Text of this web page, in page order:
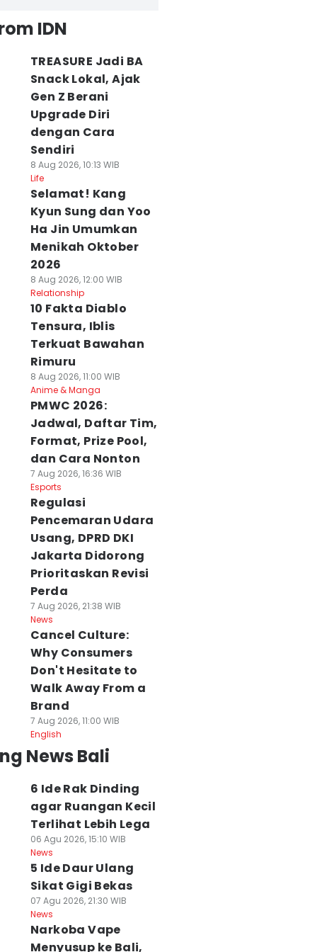
IDN
TREASURE Jadi BA
Snack Lokal, Ajak
Gen Z Berani
Upgrade Diri
dengan Cara
Sendiri
8 Aug 2026, 10:13 WIB
Life
Selamat! Kang
Kyun Sung dan Yoo
Ha Jin Umumkan
Menikah Oktober
2026
8 Aug 2026, 12:00 WIB
Relationship
10 Fakta Diablo
Tensura, Iblis
Terkuat Bawahan
Rimuru
8 Aug 2026, 11:00 WIB
Anime & Manga
PMWC 2026:
Jadwal, Daftar Tim,
Format, Prize Pool,
dan Cara Nonton
7 Aug 2026, 16:36 WIB
Esports
Regulasi
Pencemaran Udara
Usang, DPRD DKI
Jakarta Didorong
Prioritaskan Revisi
Perda
7 Aug 2026, 21:38 WIB
News
Cancel Culture:
Why Consumers
Don't Hesitate to
Walk Away From a
Brand
7 Aug 2026, 11:00 WIB
English
News Bali
6 Ide Rak Dinding
agar Ruangan Kecil
Terlihat Lebih Lega
06 Agu 2026, 15:10 WIB
News
5 Ide Daur Ulang
Sikat Gigi Bekas
07 Agu 2026, 21:30 WIB
News
Narkoba Vape
Menyusup ke Bali,